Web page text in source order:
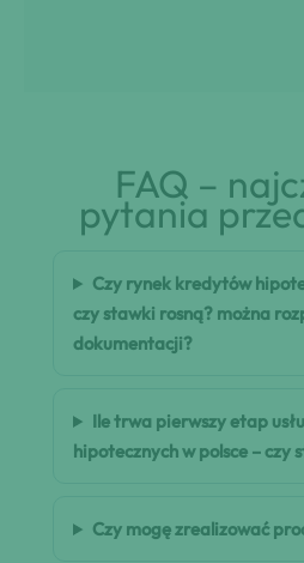
FAQ –
pytania
Czy rynek kredytów
czy stawki rosną? można
dokumentacji?
Ile trwa pierwszy etap
hipotecznych w polsce – czy
Czy mogę zrealizować